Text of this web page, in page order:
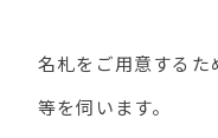
名札をご用意するた
等を伺います。